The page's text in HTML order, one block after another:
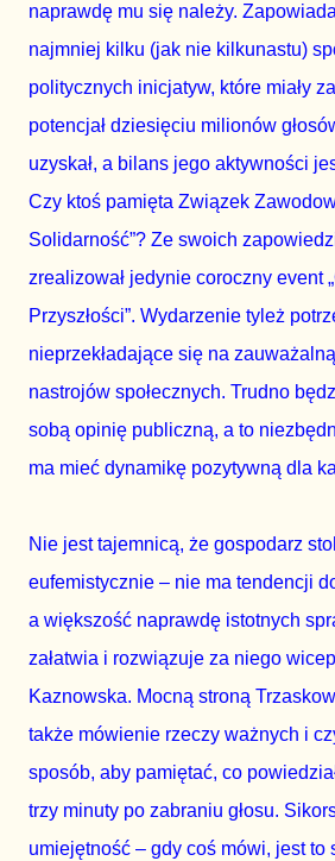
naprawdę mu się należy.
najmniej kilku (jak nie kilkunastu)
politycznych inicjatyw, które miały
potencjał dziesięciu milionów
uzyskał, a bilans jego aktywności
Czy ktoś pamięta Związek
Solidarność”? Ze swoich
zrealizował jedynie coroczny event
Przyszłości”. Wydarzenie tyleż
nieprzekładające się na
nastrojów społecznych. Trudno
sobą opinię publiczną, a to
ma mieć dynamikę pozytywną dla
Nie jest tajemnicą, że gospodarz
eufemistycznie – nie ma tendencji
a większość naprawdę istotnych
załatwia i rozwiązuje za niego
Kaznowska. Mocną stroną
także mówienie rzeczy ważnych i
sposób, aby pamiętać, co
trzy minuty po zabraniu głosu.
umiejętność – gdy coś mówi, jest to